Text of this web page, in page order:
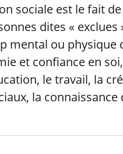
sociale est le fait
dites « exclues
mental ou physique
et confiance en
le travail, la
la